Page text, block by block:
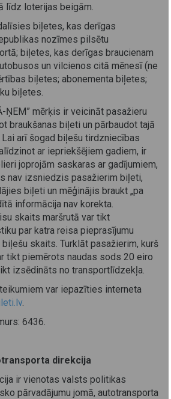
līdz loterijas beigām.
biļetes, kas derīgas
nozīmes pilsētu
biļetes, kas derīgas braucienam
un vilcienos citā mēnesī (ne
biļetes; abonementa biļetes;
biļetes.
ŅEM” mērķis ir veicināt pasažieru
braukšanas biļeti un pārbaudot tajā
arī šogad biļešu tirdzniecības
ar iepriekšējiem gadiem, ir
joprojām saskaras ar gadījumiem,
nav izsniedzis pasažierim biļeti,
biļeti un mēģinājis braukt „pa
informācija nav korekta.
skaits maršrutā var tikt
par katra reisa pieprasījumu
skaits. Turklāt pasažierim, kurš
tikt piemērots naudas sods 20 eiro
izsēdināts no transportlīdzekļa.
var iepazīties interneta
.
6436.
direkcija
ir vienotas valsts politikas
pārvadājumu jomā, autotransporta